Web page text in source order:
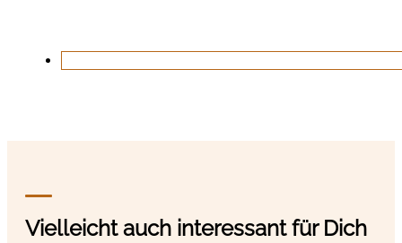
Vielleicht auch interessant für Dich